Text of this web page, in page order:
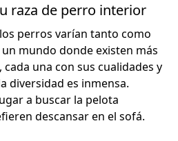
raza de perro interior
perros varían tanto como
mundo donde existen más
una con sus cualidades y
diversidad es inmensa.
a buscar la pelota
descansar en el sofá.